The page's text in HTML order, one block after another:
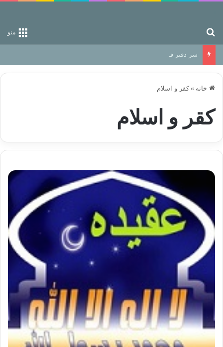
منو
سر دفتر فساد در زمین‌، دوری وکناره‌گیری از راه خداست‌!
خانه » کقر و اسلام
کقر و اسلام